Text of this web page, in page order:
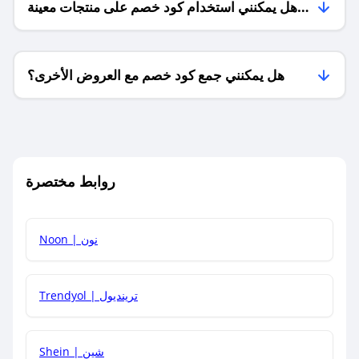
هل يمكنني استخدام كود خصم على منتجات معينة
فقط؟
هل يمكنني جمع كود خصم مع العروض الأخرى؟
كم مدة صلاحية كود الخصم؟
روابط مختصرة
Noon | نون
Trendyol | ترينديول
Shein | شين